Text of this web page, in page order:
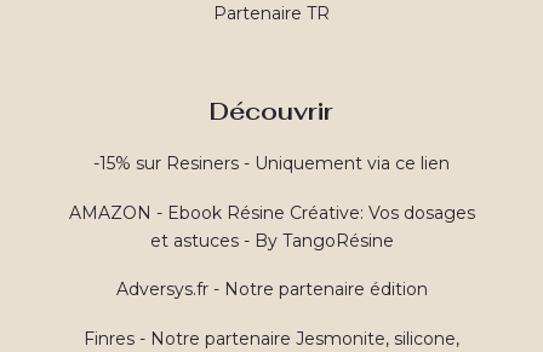
Partenaire TR
Découvrir
-15% sur Resiners - Uniquement via ce lien
AMAZON - Ebook Résine Créative: Vos dosages
et astuces - By TangoRésine
Adversys.fr - Notre partenaire édition
Finres - Notre partenaire Jesmonite, silicone,